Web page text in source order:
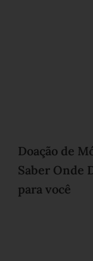
Doação de
Saber Onde
para você